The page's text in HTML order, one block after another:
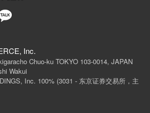
Inc.
Chuo-ku TOKYO 103-0014, JAPAN
Wakui
Inc. 100% (3031 - 东京证券交易所，主